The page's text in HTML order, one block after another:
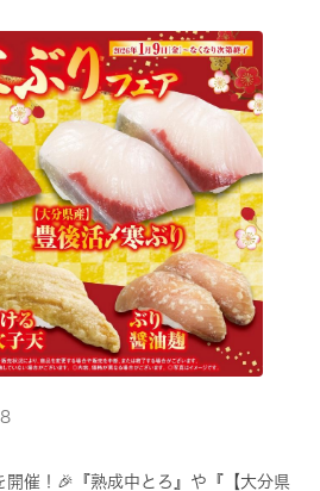
開催！🎉『熟成中とろ』や『【大分県